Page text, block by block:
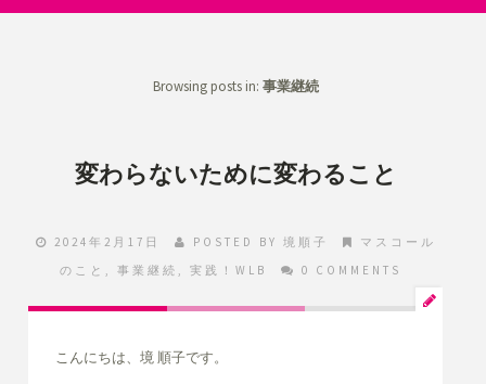
Browsing posts in: 事業継続
変わらないために変わること
2024年2月17日 POSTED BY 境順子
マスコール
のこと , 事業継続 , 実践！WLB 0 COMMENTS
こんにちは、境 順子です。